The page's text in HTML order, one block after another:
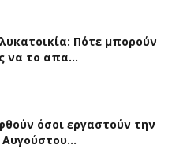
Πότε μπορούν
να το απα…
όσοι εργαστούν την
Αυγούστου…